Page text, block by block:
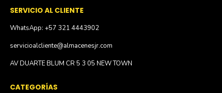
SERVICIO AL CLIENTE
WhatsApp: +57 321 4443902
servicioalcliente@almacenesjr.com
AV DUARTE BLUM CR 5 3 05 NEW TOWN
CATEGORÍAS